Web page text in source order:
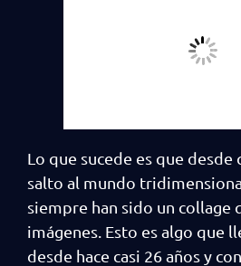
Lo que sucede es que desde
salto al mundo
siempre han sido un collage
imágenes. Esto es algo que
desde hace casi 26 años y